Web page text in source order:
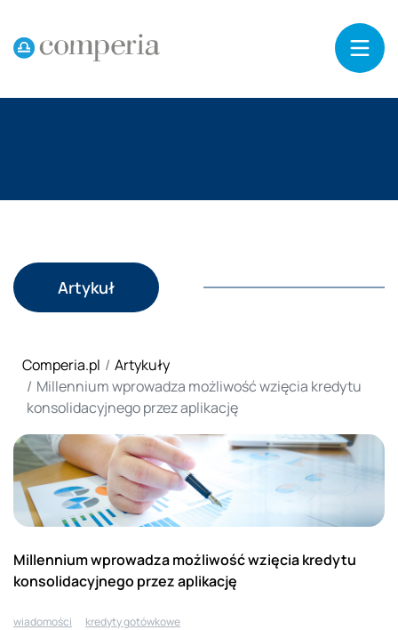
Artykuł
Comperia.pl
Artykuły
Millennium wprowadza możliwość wzięcia kredytu
konsolidacyjnego przez aplikację
Millennium wprowadza możliwość wzięcia kredytu
konsolidacyjnego przez aplikację
wiadomości kredyty gotówkowe